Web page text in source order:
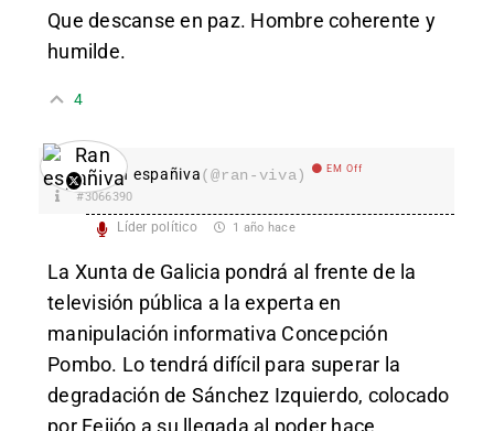
Que descanse en paz. Hombre coherente y
humilde.
4
Ran españiva(@ran-viva) EM Off
#3066390
Líder político 1 año hace
La Xunta de Galicia pondrá al frente de la
televisión pública a la experta en
manipulación informativa Concepción
Pombo. Lo tendrá difícil para superar la
degradación de Sánchez Izquierdo, colocado
por Feijóo a su llegada al poder hace